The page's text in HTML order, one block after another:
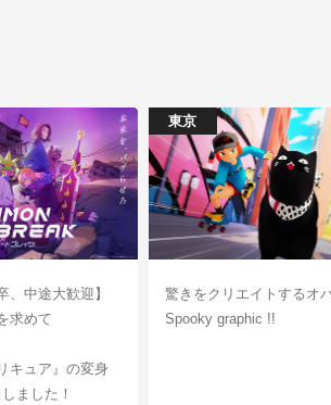
、中途大歓迎】
求めて
キュア』の変身
ました！
東京
驚きをクリエイトするオ
Spooky graphic !!